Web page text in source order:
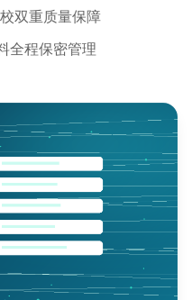
双重质量保障
全程保密管理